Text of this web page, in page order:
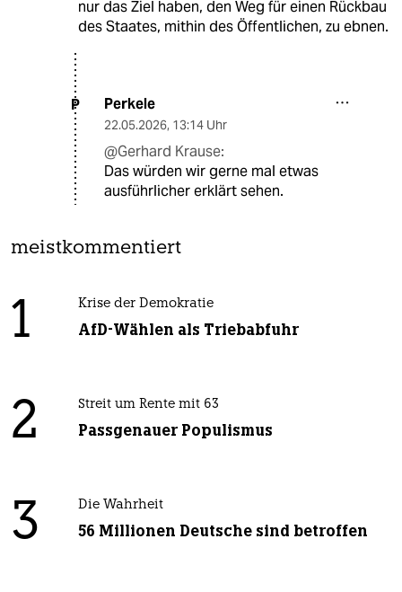
nur das Ziel haben, den Weg für einen Rückbau
des Staates, mithin des Öffentlichen, zu ebnen.
P Perkele
22.05.2026, 13:14 Uhr
@Gerhard Krause:
Das würden wir gerne mal etwas
ausführlicher erklärt sehen.
meistkommentiert
1 Krise der Demokratie
AfD-Wählen als Triebabfuhr
2 Streit um Rente mit 63
Passgenauer Populismus
3 Die Wahrheit
56 Millionen Deutsche sind betroffen